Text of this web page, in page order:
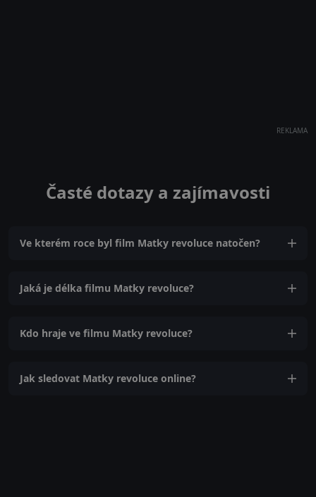
REKLAMA
Časté dotazy a zajímavosti
Ve kterém roce byl film Matky revoluce natočen?
Jaká je délka filmu Matky revoluce?
Kdo hraje ve filmu Matky revoluce?
Jak sledovat Matky revoluce online?